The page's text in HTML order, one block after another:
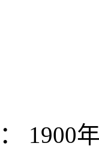
： 1900